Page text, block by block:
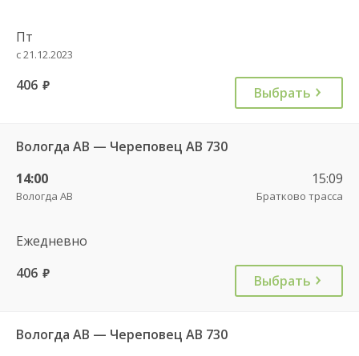
Пт
с 21.12.2023
406 руб. Выбрать
Вологда АВ — Череповец АВ 730
14:00
Вологда АВ
15:09
Братково трасса
Ежедневно
406 руб. Выбрать
Вологда АВ — Череповец АВ 730